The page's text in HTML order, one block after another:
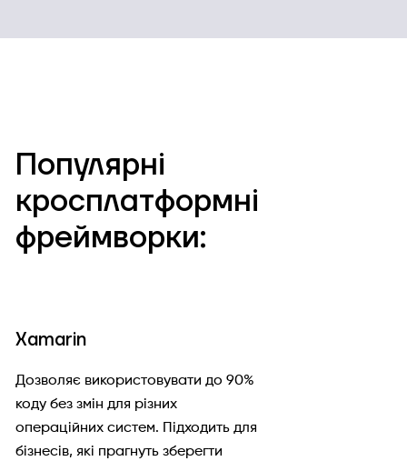
Популярні
кросплатформні
фреймворки:
Xamarin
Дозволяє використовувати до 90%
коду без змін для різних
операційних систем. Підходить для
бізнесів, які прагнуть зберегти